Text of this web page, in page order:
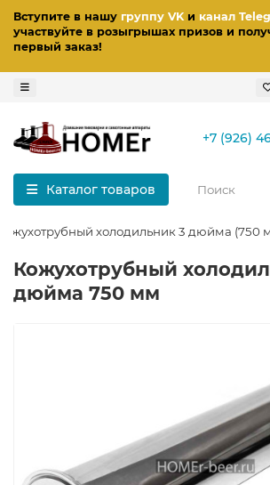
Вступите в нашу группу VKи канал
участвуйте в розыгрышах призов и
первый заказ!
+7 (926)
Каталог товаров
холодильник 3 дюйма (750
Кожухотрубный
дюйма 750 мм